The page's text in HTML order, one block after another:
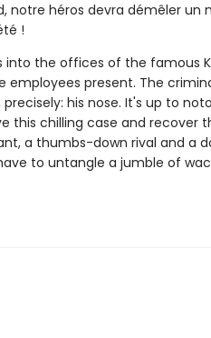
notre héros devra démêler un
!
into the offices of the famous
present. The
his nose. It's up to
this chilling case and recover
a thumbs-down rival and a
to untangle a jumble of